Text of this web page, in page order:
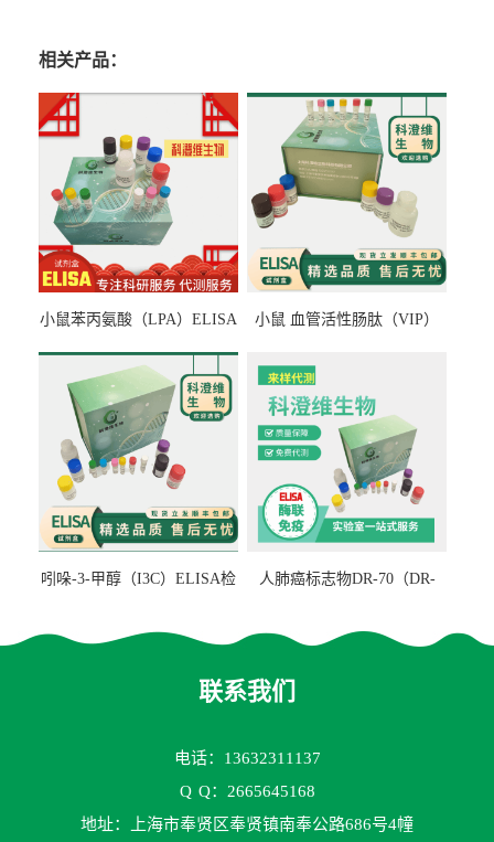
相关产品：
小鼠苯丙氨酸（LPA）ELISA
小鼠 血管活性肠肽（VIP）
吲哚-3-甲醇（I3C）ELISA检
人肺癌标志物DR-70（DR-
联系我们
电话：13632311137
Q Q：2665645168
地址：上海市奉贤区奉贤镇南奉公路686号4幢